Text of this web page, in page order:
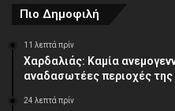
Πιο Δημοφιλή
11 λεπτά πρίν
Χαρδαλιάς: Καμία
αναδασωτέες περιοχές της
24 λεπτά πρίν